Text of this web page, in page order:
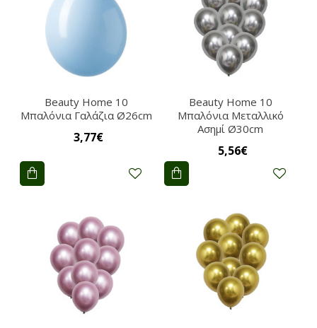
Beauty Home 10
Μπαλόνια Γαλάζια Ø26cm
3,77€
Beauty Home 10
Μπαλόνια Μεταλλικό
Ασημί Ø30cm
5,56€